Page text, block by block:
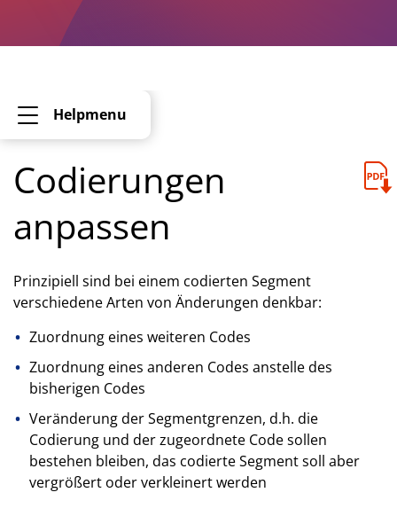
Helpmenu
Codierungen
anpassen
Prinzipiell sind bei einem codierten Segment
verschiedene Arten von Änderungen denkbar:
Zuordnung eines weiteren Codes
Zuordnung eines anderen Codes anstelle des
bisherigen Codes
Veränderung der Segmentgrenzen, d.h. die
Codierung und der zugeordnete Code sollen
bestehen bleiben, das codierte Segment soll aber
vergrößert oder verkleinert werden